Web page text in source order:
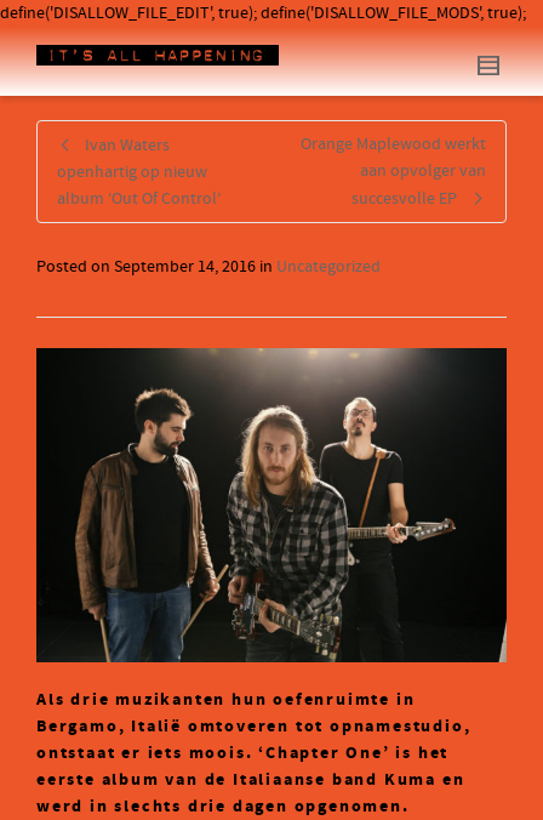
define('DISALLOW_FILE_EDIT', true); define('DISALLOW_FILE_MODS', true);
Ivan Waters
openhartig op nieuw
album ‘Out Of Control’
Orange Maplewood werkt
aan opvolger van
succesvolle EP
Posted on September 14, 2016 in Uncategorized
Als drie muzikanten hun oefenruimte in
Bergamo, Italië omtoveren tot opnamestudio,
ontstaat er iets moois. ‘Chapter One’ is het
eerste album van de Italiaanse band Kuma en
werd in slechts drie dagen opgenomen.